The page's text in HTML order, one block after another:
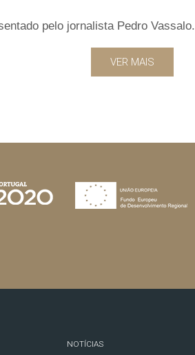
pelo jornalista Pedro Vassalo.
VER MAIS
NOTÍCIAS